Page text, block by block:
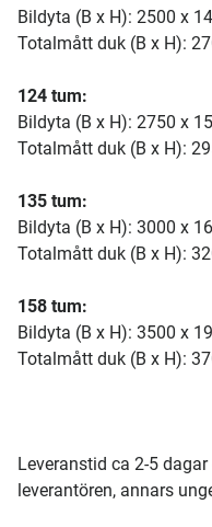
Bildyta (B x H): 2500 x
Totalmått duk (B x H):
124 tum:
Bildyta (B x H): 2750 x
Totalmått duk (B x H):
135 tum:
Bildyta (B x H): 3000 x
Totalmått duk (B x H):
158 tum:
Bildyta (B x H): 3500 x
Totalmått duk (B x H):
Leveranstid ca 2-5
leverantören, annars